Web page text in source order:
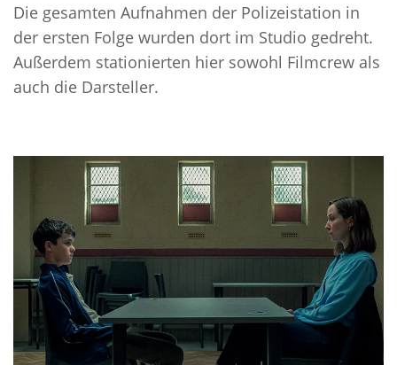
Die gesamten Aufnahmen der Polizeistation in
der ersten Folge wurden dort im Studio gedreht.
Außerdem stationierten hier sowohl Filmcrew als
auch die Darsteller.